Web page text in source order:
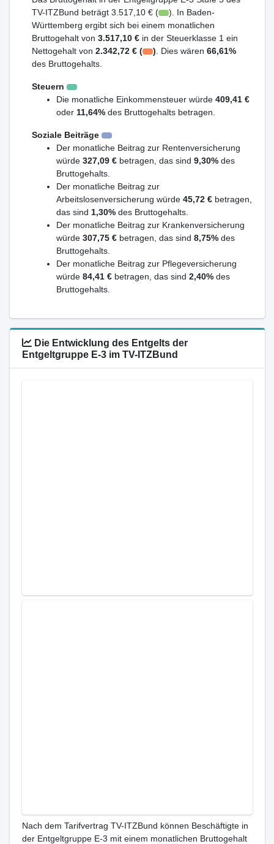
TV-ITZBund beträgt 3.517,10 € (
). In Baden-
Württemberg ergibt sich bei einem monatlichen
Bruttogehalt von 3.517,10 € in der Steuerklasse 1 ein
Nettogehalt von 2.342,72 € ( ) . Dies wären66,61%
des Bruttogehalts.
Steuern
Die monatliche Einkommensteuer würde 409,41 €
oder 11,64% des Bruttogehalts betragen.
Soziale Beiträge
Der monatliche Beitrag zur Rentenversicherung
würde 327,09 € betragen, das sind 9,30% des
Bruttogehalts.
Der monatliche Beitrag zur
Arbeitslosenversicherung würde 45,72 € betragen,
das sind 1,30% des Bruttogehalts.
Der monatliche Beitrag zur Krankenversicherung
würde 307,75 € betragen, das sind 8,75% des
Bruttogehalts.
Der monatliche Beitrag zur Pflegeversicherung
würde 84,41 € betragen, das sind 2,40% des
Bruttogehalts.
Die Entwicklung des Entgelts der
Entgeltgruppe E-3 im TV-ITZBund
Nach dem Tarifvertrag TV-ITZBund können Beschäftigte in
der Entgeltgruppe E-3 mit einem monatlichen Bruttogehalt